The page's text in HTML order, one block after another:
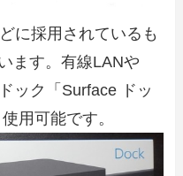
に採用されているも
ます。有線LANや
ック「Surface ドッ
用可能です。